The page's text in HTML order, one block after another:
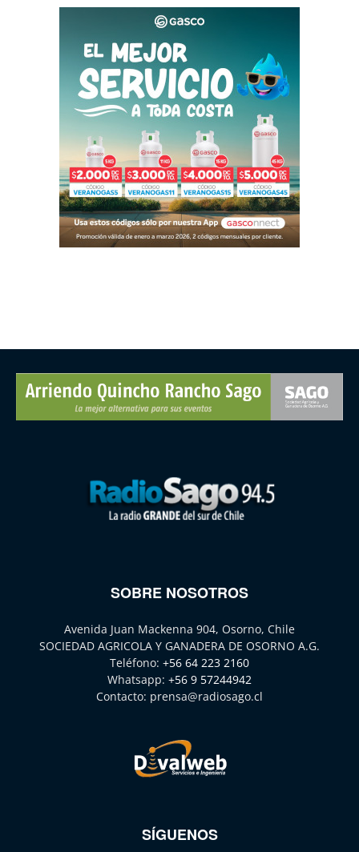
SOBRE NOSOTROS
Avenida Juan Mackenna 904, Osorno, Chile
SOCIEDAD AGRICOLA Y GANADERA DE OSORNO A.G.
Teléfono: +56 64 223 2160
Whatsapp: +56 9 57244942
Contacto: prensa@radiosago.cl
SÍGUENOS